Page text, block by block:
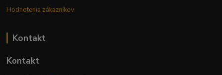
Hodnotenia zákazníkov
Kontakt
Kontakt